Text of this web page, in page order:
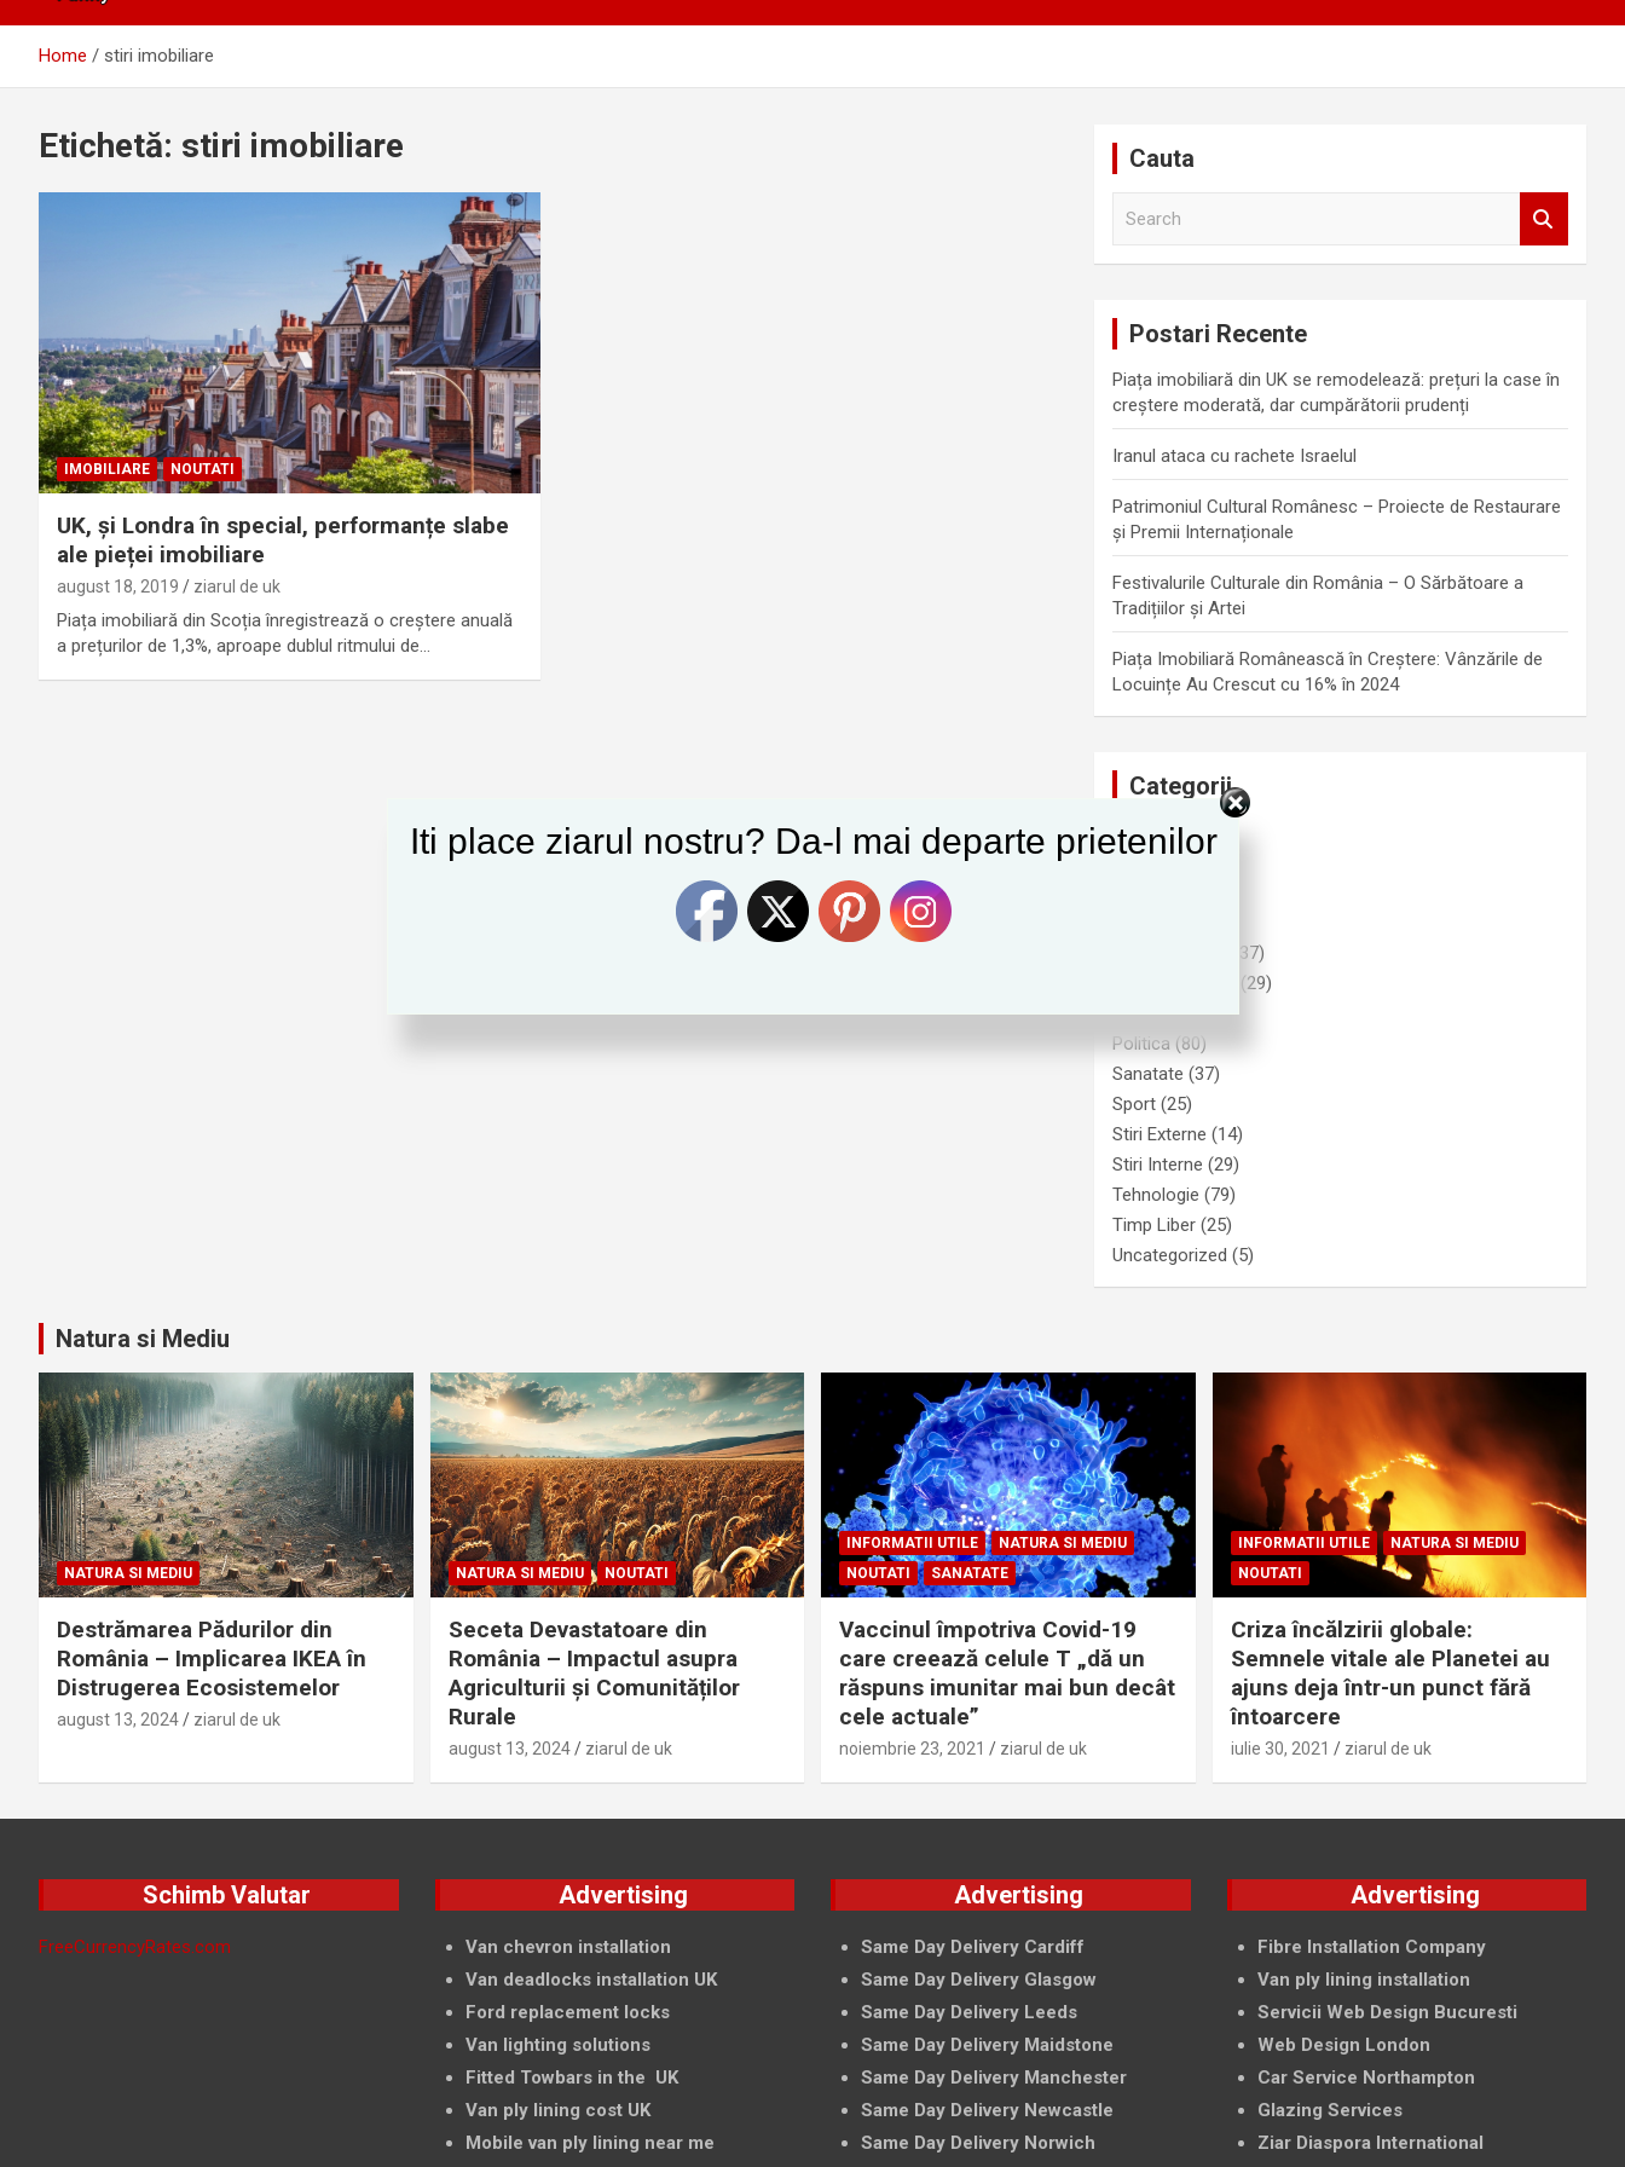
Home stiri imobiliare
Etichetă: stiri imobiliare
IMOBILIARE NOUTATI
UK, și Londra în special, performanțe slabe
ale pieței imobiliare
august 18, 2019 ziarul de uk
Piața imobiliară din Scoția înregistrează o creștere anuală
a prețurilor de 1,3%, aproape dublul ritmului de…
Cauta
Postari Recente
Piața imobiliară din UK se remodelează: prețuri la case în
creștere moderată, dar cumpărătorii prudenți
Iranul ataca cu rachete Israelul
Patrimoniul Cultural Românesc – Proiecte de Restaurare
și Premii Internaționale
Festivalurile Culturale din România – O Sărbătoare a
Tradițiilor și Artei
Piața Imobiliară Românească în Creștere: Vânzările de
Locuințe Au Crescut cu 16% în 2024
Categorii
Advertising(1)
(37)
(29)
Noutati(278)
Politica (80)
Sanatate (37)
Sport (25)
Stiri Externe (14)
Stiri Interne (29)
Tehnologie (79)
Timp Liber (25)
Uncategorized (5)
Natura si Mediu
NATURA SI MEDIU
Destrămarea Pădurilor din
România – Implicarea IKEA în
Distrugerea Ecosistemelor
august 13, 2024 ziarul de uk
NATURA SI MEDIU NOUTATI
Seceta Devastatoare din
România – Impactul asupra
Agriculturii și Comunităților
Rurale
august 13, 2024 ziarul de uk
INFORMATII UTILE
NATURA SI MEDIU
NOUTATI
SANATATE
Vaccinul împotriva Covid-19
care creează celule T „dă un
răspuns imunitar mai bun decât
cele actuale”
noiembrie 23, 2021 ziarul de uk
INFORMATII UTILE
NATURA SI MEDIU
NOUTATI
Criza încălzirii globale:
Semnele vitale ale Planetei au
ajuns deja într-un punct fără
întoarcere
iulie 30, 2021 ziarul de uk
Schimb Valutar
FreeCurrencyRates.com
Advertising
Van chevron installation
Van deadlocks installation UK
Ford replacement locks
Van lighting solutions
Fitted Towbars in the UK
Van ply lining cost UK
Mobile van ply lining near me
Advertising
Same Day Delivery Cardiff
Same Day Delivery Glasgow
Same Day Delivery Leeds
Same Day Delivery Maidstone
Same Day Delivery Manchester
Same Day Delivery Newcastle
Same Day Delivery Norwich
Advertising
Fibre Installation Company
Van ply lining installation
Servicii Web Design Bucuresti
Web Design London
Car Service Northampton
Glazing Services
Ziar Diaspora International
Iti place ziarul nostru? Da-l mai departe prietenilor